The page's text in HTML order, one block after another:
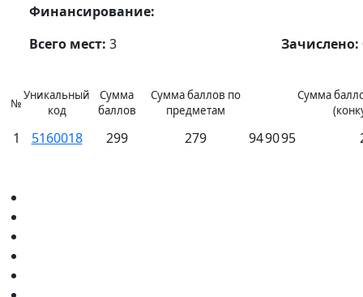
Финансирование:
Всего мест: 3 Зачислено:
№
Уникальный
код
Сумма
баллов
Сумма баллов по
предметам
Сумма
1 5160018 299 279 949095